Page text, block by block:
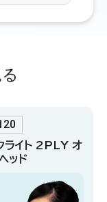
ライト 2PLY オ
ッド